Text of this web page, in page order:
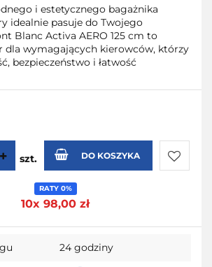
i estetycznego bagażnika
idealnie pasuje do Twojego
Blanc Activa AERO 125 cm to
dla wymagających kierowców, którzy
bezpieczeństwo i łatwość
szt. DO KOSZYKA
RATY 0%
10x 98,00 zł
24 godziny